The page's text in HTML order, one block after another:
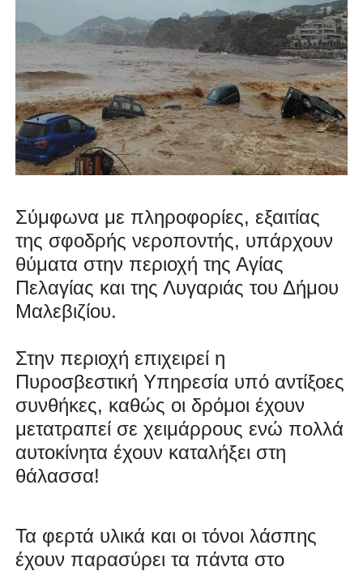
Σύμφωνα με πληροφορίες, εξαιτίας
της σφοδρής νεροποντής, υπάρχουν
θύματα στην περιοχή της Αγίας
Πελαγίας και της Λυγαριάς του Δήμου
Μαλεβιζίου.
Στην περιοχή επιχειρεί η
Πυροσβεστική Υπηρεσία υπό αντίξοες
συνθήκες, καθώς οι δρόμοι έχουν
μετατραπεί σε χειμάρρους ενώ πολλά
αυτοκίνητα έχουν καταλήξει στη
θάλασσα!
Τα φερτά υλικά και οι τόνοι λάσπης
έχουν παρασύρει τα πάντα στο